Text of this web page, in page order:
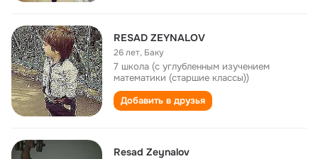
RESAD ZEYNALOV
26 лет, Баку
7 школа (с углубленным изучением
математики (старшие классы))
Добавить в друзья
Resad Zeynalov